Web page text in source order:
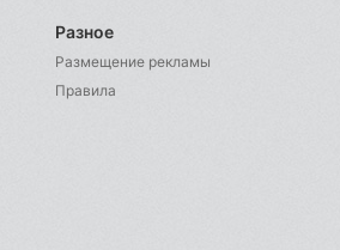
Разное
Размещение рекламы
Правила